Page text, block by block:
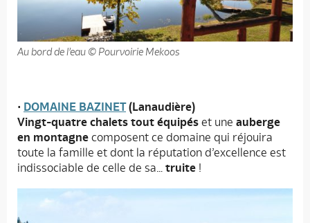
Au bord de l’eau © Pourvoirie Mekoos
• DOMAINE BAZINET(Lanaudière)
Vingt-quatre chalets tout équipés et une auberge
en montagne composent ce domaine qui réjouira
toute la famille et dont la réputation d’excellence est
indissociable de celle de sa… truite !